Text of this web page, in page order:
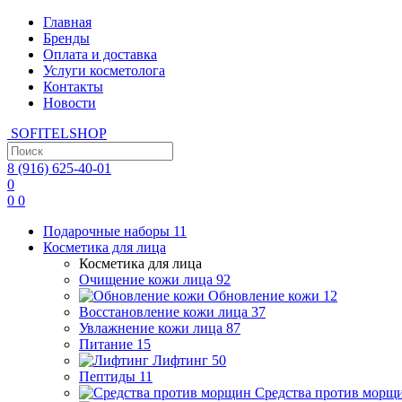
Главная
Бренды
Оплата и доставка
Услуги косметолога
Контакты
Новости
SOFITELSHOP
8 (916) 625-40-01
0
0 0
Подарочные наборы 11
Косметика для лица
Косметика для лица
Очищение кожи лица 92
Обновление кожи 12
Восстановление кожи лица 37
Увлажнение кожи лица 87
Питание 15
Лифтинг 50
Пептиды 11
Средства против